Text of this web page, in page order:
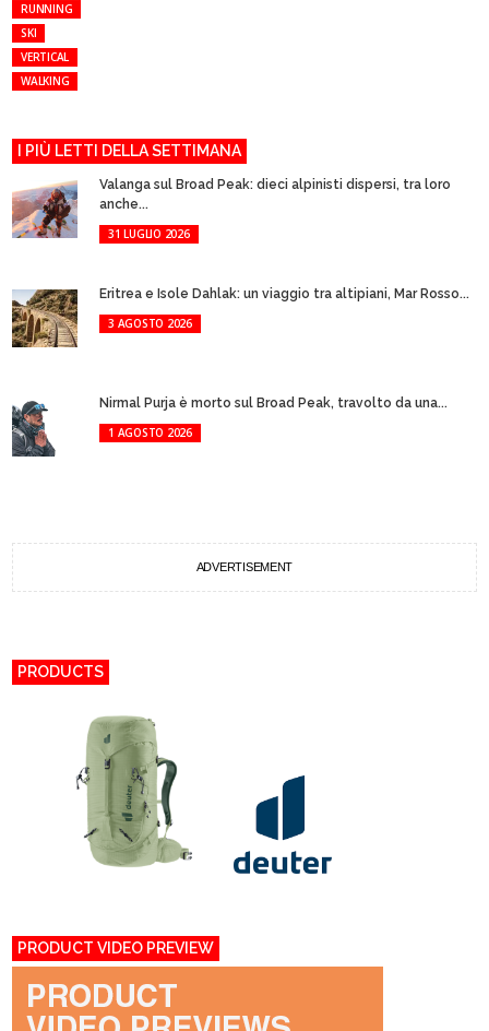
RUNNING
SKI
VERTICAL
WALKING
I PIÙ LETTI DELLA SETTIMANA
Valanga sul Broad Peak: dieci alpinisti dispersi, tra loro
anche...
31 LUGLIO 2026
Eritrea e Isole Dahlak: un viaggio tra altipiani, Mar Rosso...
3 AGOSTO 2026
Nirmal Purja è morto sul Broad Peak, travolto da una...
1 AGOSTO 2026
ADVERTISEMENT
PRODUCTS
PRODUCT VIDEO PREVIEW